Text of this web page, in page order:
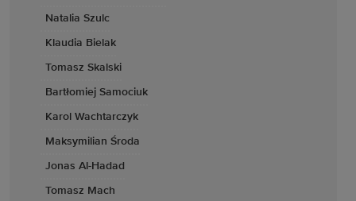
Natalia Szulc
Klaudia Bielak
Tomasz Skalski
Bartłomiej Samociuk
Karol Wachtarczyk
Maksymilian Środa
Jonas Al-Hadad
Tomasz Mach